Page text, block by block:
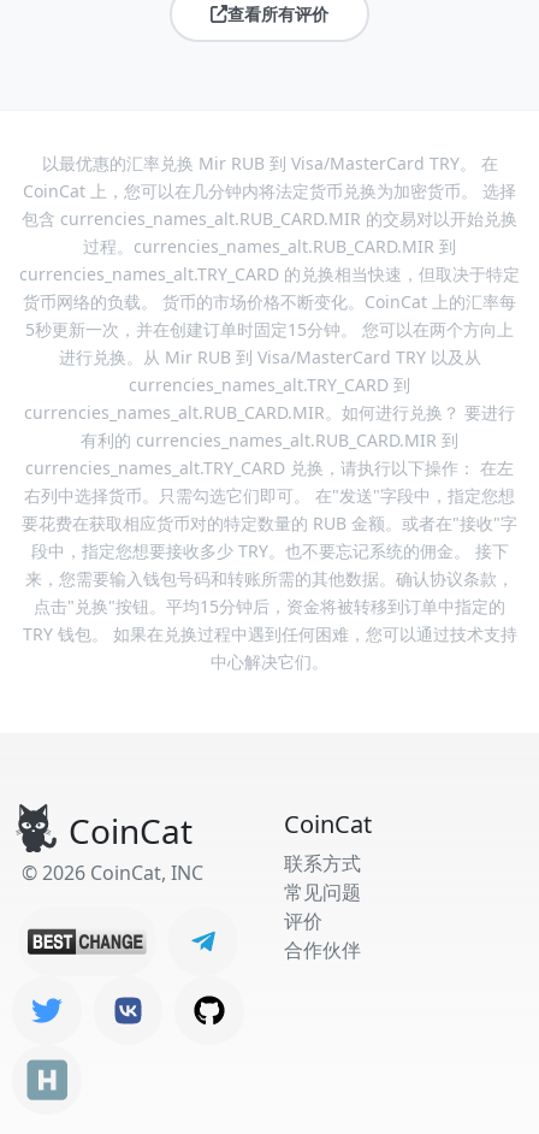
查看所有评价
以最优惠的汇率兑换 Mir RUB 到 Visa/MasterCard TRY。 在
CoinCat 上，您可以在几分钟内将法定货币兑换为加密货币。 选择
包含 currencies_names_alt.RUB_CARD.MIR 的交易对以开始兑换
过程。currencies_names_alt.RUB_CARD.MIR 到
currencies_names_alt.TRY_CARD 的兑换相当快速，但取决于特定
货币网络的负载。 货币的市场价格不断变化。CoinCat 上的汇率每
5秒更新一次，并在创建订单时固定15分钟。 您可以在两个方向上
进行兑换。从 Mir RUB 到 Visa/MasterCard TRY 以及从
currencies_names_alt.TRY_CARD 到
currencies_names_alt.RUB_CARD.MIR。如何进行兑换？ 要进行
有利的 currencies_names_alt.RUB_CARD.MIR 到
currencies_names_alt.TRY_CARD 兑换，请执行以下操作： 在左
右列中选择货币。只需勾选它们即可。 在"发送"字段中，指定您想
要花费在获取相应货币对的特定数量的 RUB 金额。或者在"接收"字
段中，指定您想要接收多少 TRY。也不要忘记系统的佣金。 接下
来，您需要输入钱包号码和转账所需的其他数据。确认协议条款，
点击"兑换"按钮。平均15分钟后，资金将被转移到订单中指定的
TRY 钱包。 如果在兑换过程中遇到任何困难，您可以通过技术支持
中心解决它们。
CoinCat
© 2026 CoinCat, INC
CoinCat
联系方式
常见问题
评价
合作伙伴